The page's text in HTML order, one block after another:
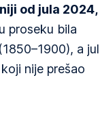
od jula 2024,
proseku bila
a jul
nije prešao